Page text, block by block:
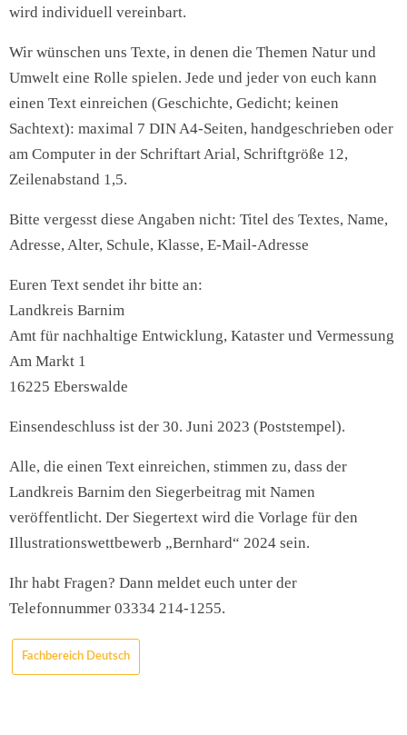
wird individuell vereinbart.
Wir wünschen uns Texte, in denen die Themen Natur und
Umwelt eine Rolle spielen. Jede und jeder von euch kann
einen Text einreichen (Geschichte, Gedicht; keinen
Sachtext): maximal 7 DIN A4-Seiten, handgeschrieben oder
am Computer in der Schriftart Arial, Schriftgröße 12,
Zeilenabstand 1,5.
Bitte vergesst diese Angaben nicht: Titel des Textes, Name,
Adresse, Alter, Schule, Klasse, E-Mail-Adresse
Euren Text sendet ihr bitte an:
Landkreis Barnim
Amt für nachhaltige Entwicklung, Kataster und Vermessung
Am Markt 1
16225 Eberswalde
Einsendeschluss ist der 30. Juni 2023 (Poststempel).
Alle, die einen Text einreichen, stimmen zu, dass der
Landkreis Barnim den Siegerbeitrag mit Namen
veröffentlicht. Der Siegertext wird die Vorlage für den
Illustrationswettbewerb „Bernhard“ 2024 sein.
Ihr habt Fragen? Dann meldet euch unter der
Telefonnummer 03334 214-1255.
Fachbereich Deutsch